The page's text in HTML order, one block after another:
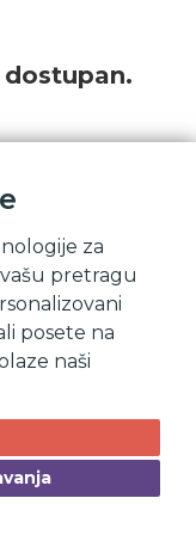
za
pretragu
posete na
naši